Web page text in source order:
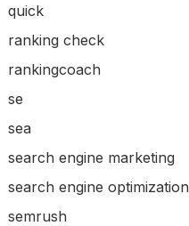
quick
ranking check
rankingcoach
se
sea
search engine marketing
search engine optimization
semrush